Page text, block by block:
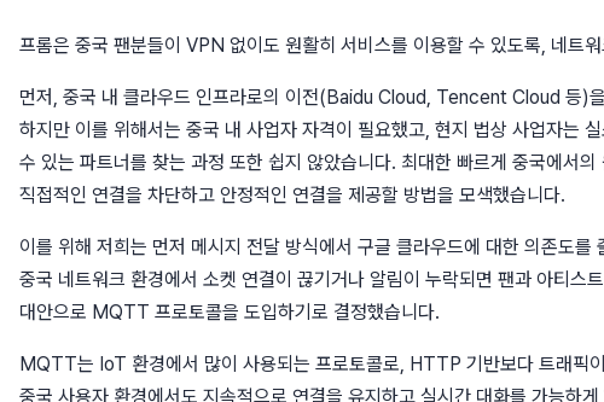
프롬은 중국 팬분들이 VPN 없이도 원활히 서비스를 이용할 수 있도록, 네트
먼저, 중국 내 클라우드 인프라로의 이전(Baidu Cloud, Tencent Cloud 등)
하지만 이를 위해서는 중국 내 사업자 자격이 필요했고, 현지 법상 사업자는
수 있는 파트너를 찾는 과정 또한 쉽지 않았습니다. 최대한 빠르게 중국에서
직접적인 연결을 차단하고 안정적인 연결을 제공할 방법을 모색했습니다.
이를 위해 저희는 먼저 메시지 전달 방식에서 구글 클라우드에 대한 의존도
중국 네트워크 환경에서 소켓 연결이 끊기거나 알림이 누락되면 팬과 아티
대안으로 MQTT 프로토콜을 도입하기로 결정했습니다.
MQTT는 IoT 환경에서 많이 사용되는 프로토콜로, HTTP 기반보다 트래픽
중국 사용자 환경에서도 지속적으로 연결을 유지하고 실시간 대화를 가능하